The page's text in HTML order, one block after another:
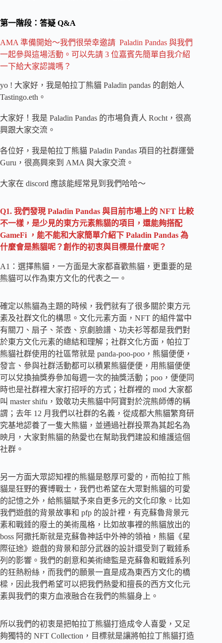
第一階段：答疑 Q&A
AMA 準備開始～我們很榮幸邀請 Paladin Pandas 與我們
一起參與這場活動。可以先請 3 位嘉賓先簡單自我介紹
一下給大家認識嗎？
yo ! 大家好，我是帕拉丁熊貓 Paladin pandas 的創始人
Tastingo.eth。
大家好！我是 Paladin Pandas 的市場負責人 Rocht，很高
興跟大家交流。
各位好，我是帕拉丁熊貓 Paladin Pandas 項目的社群運營
Guru，很高興來到 AMA 與大家交流。
大家在 discord 應該能經常見到我們哈哈～
Q1. 我們發現 Paladin Pandas 與目前市場上的 NFT 比較
不一樣，是少見的東方元素熊貓的項目，還能夠搭配
GameFi ，能不能和大家簡單介紹下 Paladin Pandas 為
什麼會是熊貓呢？創作的初衷與目標是什麼呢？
A1：選擇熊貓，一方面是大家都喜歡熊貓，更重要的是
熊貓可以作為東方文化的代表之一。
確定以熊貓為主題的時候，我們就有了很多關於東方元
素及社群文化的構思。文化元素方面，NFT 的組件當中
有關刀、扇子、茶壺、京劇臉譜、功夫衫等都是我們對
於東方文化元素的總結和理解；社群文化方面，帕拉丁
熊貓社群使用的社區幣就是 panda-poo-poo，熊貓便便，
發言、參與社群活動都可以積累熊貓便便，用熊貓便便
可以兌換抽獎券參加每週一次的抽獎活動；poo，便便同
時也是社群裡大家打招呼的方式；社群裡的 mod 大家都
叫 master shifu，致敬功夫熊貓中阿寶對於浣熊師傅的稱
謂；去年 12 月我們以社群的名義，從成都大熊貓繁育研
究基地認養了一隻大熊貓，並通過社群投票為其起名為
映月，大家對熊貓的熱愛也在幫助我們建設和維護這個
社群。
另一方面大眾認知裡的熊貓是憨厚可愛的，而帕拉丁熊
貓是狂野的賽博戰士，我們也希望在大眾對熊貓的可愛
的記憶之外，給熊貓賦予來自更多元的文化印象。比如
我們遊戲的背景故事和 pfp 的設計裡，有克蘇魯背景元
素和戰錘的廢土的美術風格，比如故事裡的熊貓放出的
boss 阿撒托斯就是克蘇魯神話中外神的領袖，熊貓《星
際征途》遊戲的背景和部分武器的設計還受到了戰錘系
列的影響。我們的創意和美術總監是克蘇魯和戰錘系列
的狂熱粉絲，而我們的願景一直是成為東西方文化的橋
樑，因此我們希望可以把我們熱愛和擅長的西方文化元
素與我們的東方血液融合在我們的熊貓身上。
所以我們的初衷是把帕拉丁熊貓打造成令人喜愛，又足
夠獨特的 NFT Collection，目標就是讓將帕拉丁熊貓打造